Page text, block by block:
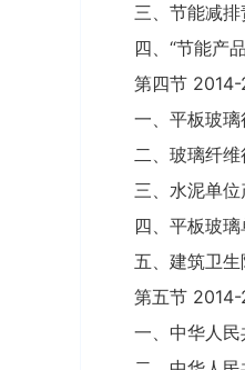
三、节能减
四、“节能产
第四节 2014-
一、平板玻
二、玻璃纤
三、水泥单
四、平板玻
五、建筑卫
第五节 2014-
一、中华人